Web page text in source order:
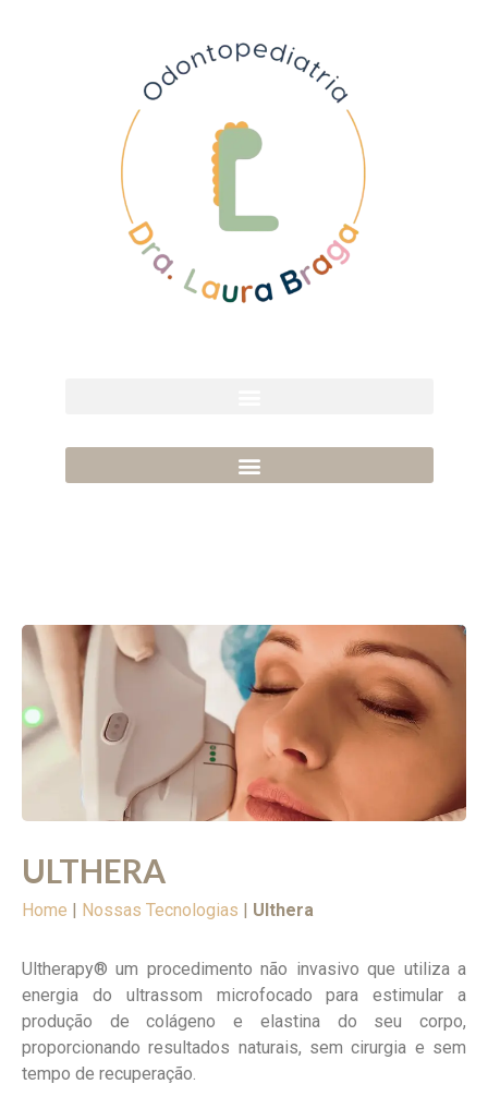
ULTHERA
Home | Nossas Tecnologias | Ulthera
Ultherapy® um procedimento não invasivo que utiliza a
energia do ultrassom microfocado para estimular a
produção de colágeno e elastina do seu corpo,
proporcionando resultados naturais, sem cirurgia e sem
tempo de recuperação.